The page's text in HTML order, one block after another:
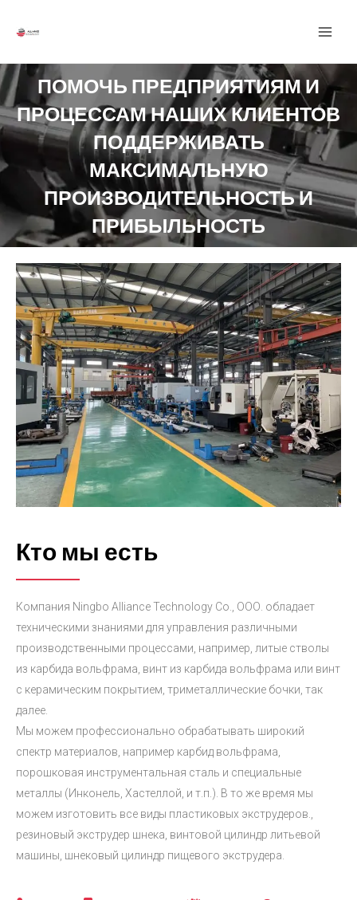
ПОМОЧЬ ПРЕДПРИЯТИЯМ И
ПРОЦЕССАМ НАШИХ КЛИЕНТОВ
ПОДДЕРЖИВАТЬ
МАКСИМАЛЬНУЮ
ПРОИЗВОДИТЕЛЬНОСТЬ И
ПРИБЫЛЬНОСТЬ
Кто мы есть
Компания Ningbo Alliance Technology Co., ООО. обладает
техническими знаниями для управления различными
производственными процессами, например, литые стволы
из карбида вольфрама, винт из карбида вольфрама или винт
с керамическим покрытием, триметаллические бочки, так
далее.
Мы можем профессионально обрабатывать широкий
спектр материалов, например карбид вольфрама,
порошковая инструментальная сталь и специальные
металлы (Инконель, Хастеллой, и т.п.). В то же время мы
можем изготовить все виды пластиковых экструдеров.,
резиновый экструдер шнека, винтовой цилиндр литьевой
машины, шнековый цилиндр пищевого экструдера.